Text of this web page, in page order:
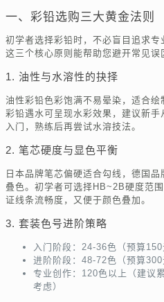
一、彩铅选购三大黄金法则
初学者选择彩铅时，不必盲目追求专
这三个核心原则能帮助您避开常见误
1. 油性与水溶性的抉择
油性彩铅色彩饱满不易晕染，适合绘
彩铅遇水可呈现水彩效果，建议新手
入门，熟练后再尝试水溶技法。
2. 笔芯硬度与显色平衡
日本品牌笔芯偏硬适合勾线，德国品
叠色。初学者可选择HB~2B硬度范
证线条流畅度，又便于颜色叠加。
3. 套装色号进阶策略
入门阶段：24-36色（预算150
进阶阶段：48-72色（预算300
专业创作：120色以上（建议
考虑）